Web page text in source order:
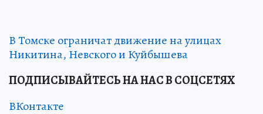
В Томске ограничат движение на улицах
Никитина, Невского и Куйбышева
ПОДПИСЫВАЙТЕСЬ НА НАС В СОЦСЕТЯХ
ВКонтакте